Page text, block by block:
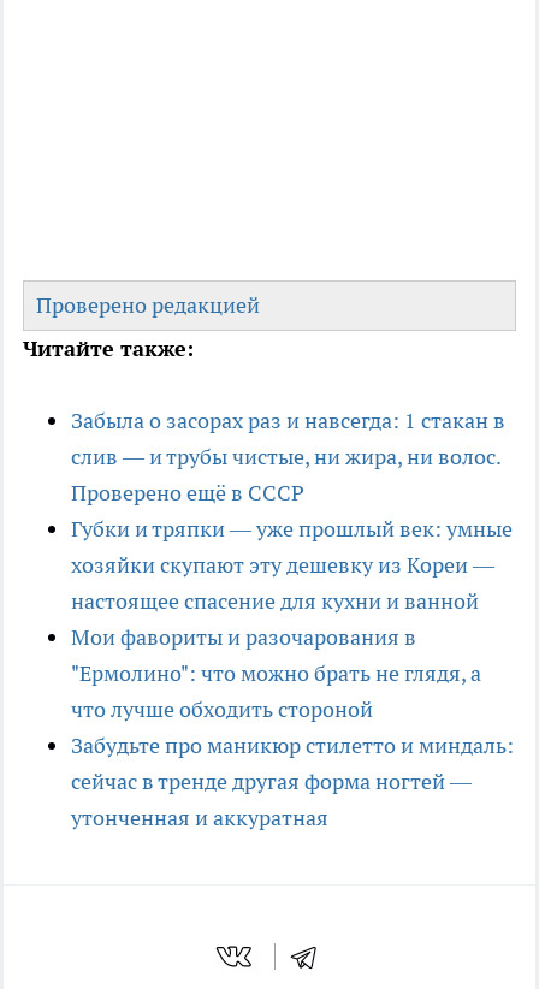
Проверено редакцией
Читайте также:
Забыла о засорах раз и навсегда: 1 стакан в
слив — и трубы чистые, ни жира, ни волос.
Проверено ещё в СССР
Губки и тряпки — уже прошлый век: умные
хозяйки скупают эту дешевку из Кореи —
настоящее спасение для кухни и ванной
Мои фавориты и разочарования в
"Ермолино": что можно брать не глядя, а
что лучше обходить стороной
Забудьте про маникюр стилетто и миндаль:
сейчас в тренде другая форма ногтей —
утонченная и аккуратная